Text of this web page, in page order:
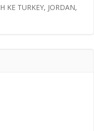
KE TURKEY, JORDAN,